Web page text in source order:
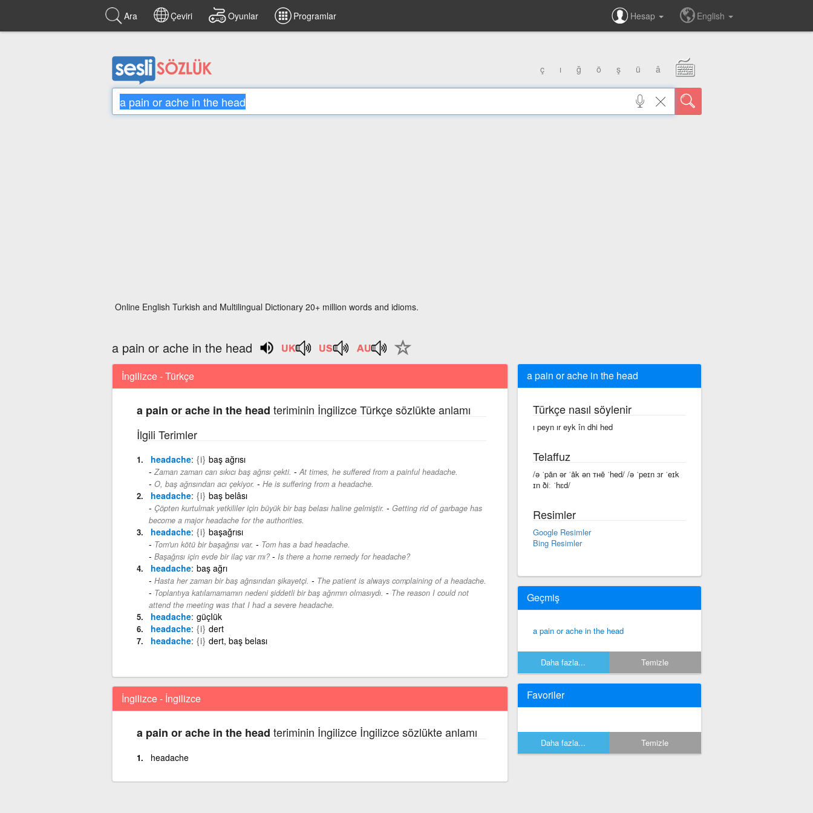
Ara Çeviri Oyunlar Programlar Hesap English
ç ı ğ ö ş ü â
Online English Turkish and Multilingual Dictionary 20+ million words and idioms.
a pain or ache in the head
İngilizce - Türkçe
a pain or ache in the head teriminin İngilizce Türkçe sözlükte anlamı
İlgili Terimler
headache {i} baş ağrısı
Zaman zaman can sıkıcı baş ağrısı çekti. - At times, he suffered from a painful headache.
O, baş ağrısından acı çekiyor. - He is suffering from a headache.
headache {i} baş belâsı
Çöpten kurtulmak yetkililer için büyük bir baş belası haline gelmiştir. - Getting rid of garbage has
become a major headache for the authorities.
headache {i} başağrısı
Tom'un kötü bir başağrısı var. - Tom has a bad headache.
Başağrısı için evde bir ilaç var mı?- Is there a home remedy for headache?
headache baş ağrı
Hasta her zaman bir baş ağrısından şikayetçi. - The patient is always complaining of a headache.
Toplantıya katılamamamın nedeni şiddetli bir baş ağrımın olmasıydı. - The reason I could not
attend the meeting was that I had a severe headache.
headache güçIük
headache {i} dert
headache {i} dert, baş belası
İngilizce - İngilizce
a pain or ache in the head teriminin İngilizce İngilizce sözlükte anlamı
headache
a pain or ache in the head
Türkçe nasıl söylenir
ı peyn ır eyk în dhi hed
Telaffuz
/ə ˈpān ər ˈāk ən ᴛʜē ˈhed/ /ə ˈpeɪn ɜr ˈeɪk
ɪn ðiː ˈhɛd/
Resimler
Google Resimler
Bing Resimler
Geçmiş
a pain or ache in the head
Daha fazla... Temizle
Favoriler
Daha fazla... Temizle